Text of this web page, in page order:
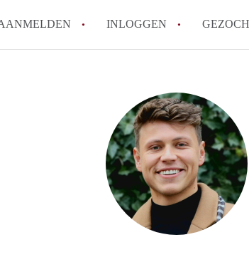
INLOGGEN
How to translate
Wat is
Hoeveel kost het
Wat is de
Berekent
Alle veelgestelde